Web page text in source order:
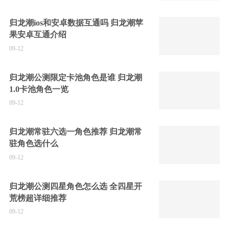
归龙潮ios和安卓数据互通吗 归龙潮苹
果安卓互通介绍
09-12
归龙潮公测限定卡池角色是谁 归龙潮
1.0卡池角色一览
09-12
归龙潮常驻六选一角色推荐 归龙潮常
驻角色选什么
09-12
归龙潮公测四星角色怎么选 全四星开
荒榜超详细推荐
09-12